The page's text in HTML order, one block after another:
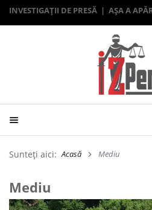
INVESTIGAȚII DE PRESĂ | AȘA A
Sunteți aici:Acasă Mediu
Mediu